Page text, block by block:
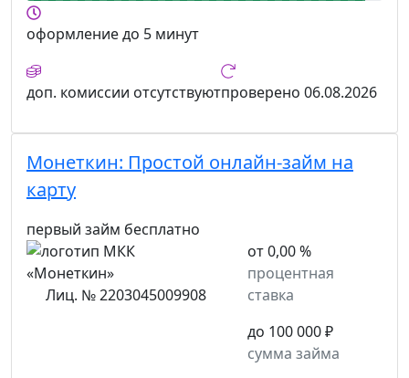
оформлениедо 5 минут
доп. комиссии отсутствуютпроверено 06.08.2026
Монеткин: Простой онлайн-займ на
карту
первый займ бесплатно
Лиц. № 2203045009908
от 0,00 %
процентная
ставка
до 100 000 ₽
сумма займа